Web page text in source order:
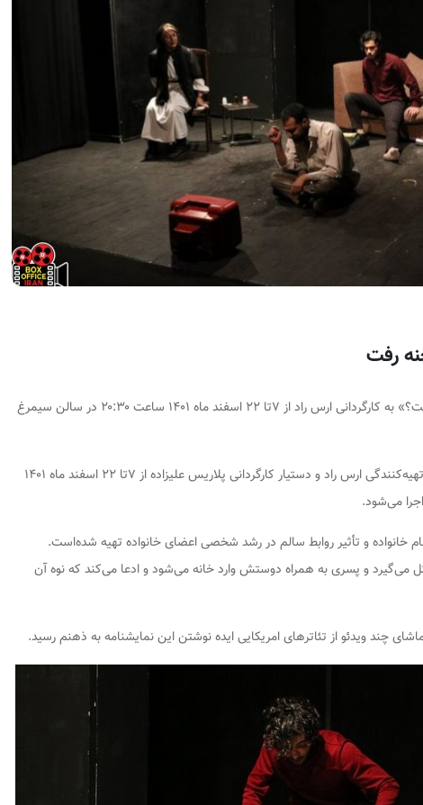
رفت
نمایش «او کیست؟» به کارگردانی ارس راد از ۷تا ۲۲ اسفند ماه ۱۴۰۱ ساعت ۲۰:۳۰ در سالن سیمرغ
به نویسندگی، کارگردانی و تهیه‌کنندگی ارس راد و دستیار کارگردانی پلاریس علیزاده از ۷تا ۲۲ اسفند ماه ۱۴۰۱
خانواده و تأثیر روابط سالم در رشد شخصی اعضای خانواده تهیه شده‌است.
می‌گیرد و پسری به همراه دوستش وارد خانه‌ می‌شود و ادعا می‌کند که نوه‌ آن
چند ویدئو از تئاترهای امریکایی ایده نوشتن این نمایشنامه به ذهنم رسید.